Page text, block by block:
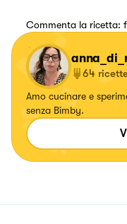
Commenta la ricetta:
64
Amo cucinare e
senza Bimby.